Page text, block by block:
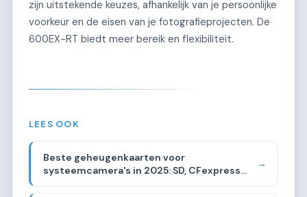
zijn uitstekende keuzes, afhankelijk van je persoonlijke
voorkeur en de eisen van je fotografieprojecten. De
600EX-RT biedt meer bereik en flexibiliteit.
LEES OOK
Beste geheugenkaarten voor
systeemcamera's in 2025: SD, CFexpress
vergeleken
→